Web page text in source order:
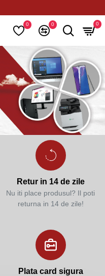
0 0 0
Retur in 14 de zile
Nu iti place produsul? Il poti
returna in 14 de zile!
Plata card sigura